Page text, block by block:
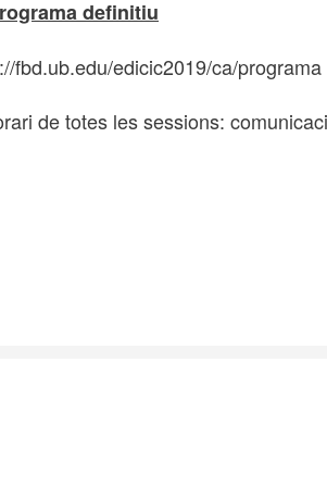
definitiu
fbd.ub.edu/edicic2019/ca/programa
de totes les sessions: